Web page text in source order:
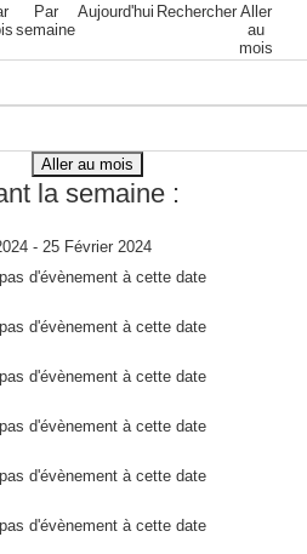
Par
semaine
Aujourd'hui Rechercher Aller
au
mois
Aller au mois
la semaine :
- 25 Février 2024
pas d'évènement à cette date
pas d'évènement à cette date
pas d'évènement à cette date
pas d'évènement à cette date
pas d'évènement à cette date
pas d'évènement à cette date